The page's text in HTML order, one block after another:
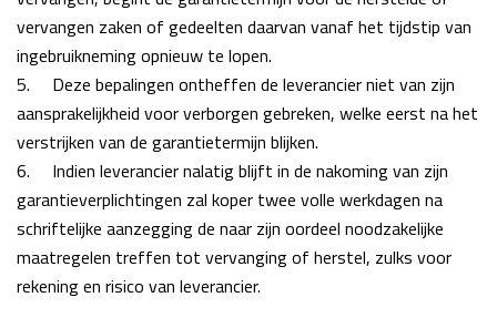
vervangen zaken of gedeelten daarvan vanaf het tijdstip van
ingebruikneming opnieuw te lopen.
5.
Deze bepalingen ontheffen de leverancier niet van zijn
aansprakelijkheid voor verborgen gebreken, welke eerst na het
verstrijken van de garantietermijn blijken.
6.
Indien leverancier nalatig blijft in de nakoming van zijn
garantieverplichtingen zal koper twee volle werkdagen na
schriftelijke aanzegging de naar zijn oordeel noodzakelijke
maatregelen treffen tot vervanging of herstel, zulks voor
rekening en risico van leverancier.